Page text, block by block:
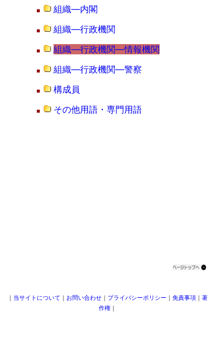
組織―内閣
組織―行政機関
組織―行政機関―情報機関
組織―行政機関―警察
構成員
その他用語・専門用語
｜ 当サイトについて ｜ お問い合わせ ｜ プライバシーポリシー ｜ 免責事項 ｜ 著
作権 ｜